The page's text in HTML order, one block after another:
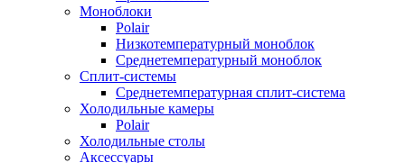
Моноблоки
Polair
Низкотемпературный моноблок
Среднетемпературный моноблок
Сплит-системы
Среднетемпературная сплит-система
Холодильные камеры
Polair
Холодильные столы
Аксессуары